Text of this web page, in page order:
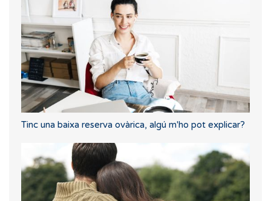
Tinc una baixa reserva ovàrica, algú m'ho pot explicar?